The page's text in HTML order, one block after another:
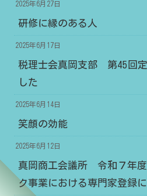
2025年6月27日
研修に縁のある人
2025年6月17日
税理士会真岡支部 第45回
した
2025年6月14日
笑顔の効能
2025年6月12日
真岡商工会議所 令和７年
ク事業における専門家登録